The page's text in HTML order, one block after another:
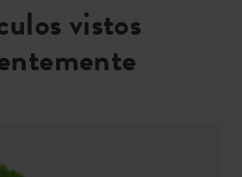
vistos